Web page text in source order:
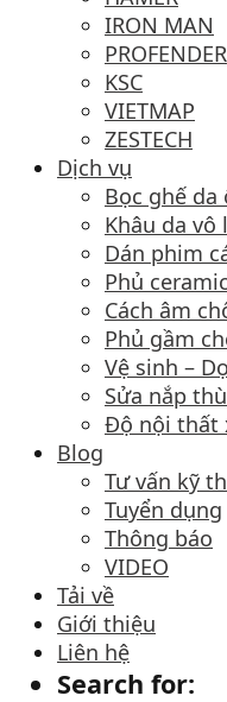
IRON MAN
PROFENDER
KSC
VIETMAP
ZESTECH
Dịch vụ
Bọc ghế da
Khâu da
Dán phim
Phủ
Cách âm
Phủ gầm
Vệ sinh –
Sửa nắp
Độ nội thất
Blog
Tư vấn kỹ
Tuyển dụng
Thông báo
VIDEO
Tải về
Giới thiệu
Liên hệ
Search for: